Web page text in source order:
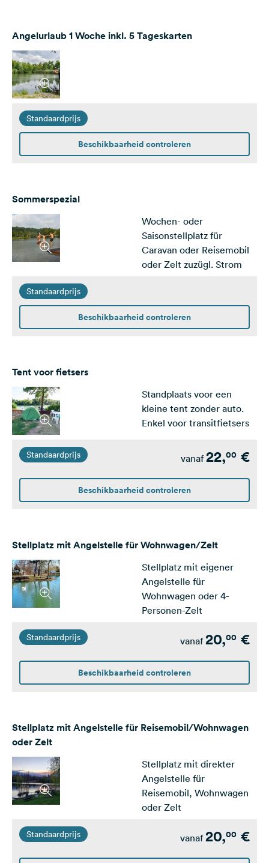
Angelurlaub 1 Woche inkl. 5 Tageskarten
Standaardprijs
Beschikbaarheid controleren
Sommerspezial
Wochen- oder
Saisonstellplatz für
Caravan oder Reisemobil
oder Zelt zuzügl. Strom
Standaardprijs
Beschikbaarheid controleren
Tent voor fietsers
Standplaats voor een
kleine tent zonder auto.
Enkel voor transitfietsers
Standaardprijs vanaf 22,00 €
Beschikbaarheid controleren
Stellplatz mit Angelstelle für Wohnwagen/Zelt
Stellplatz mit eigener
Angelstelle für
Wohnwagen oder 4-
Personen-Zelt
Standaardprijs vanaf 20,00 €
Beschikbaarheid controleren
Stellplatz mit Angelstelle für Reisemobil/Wohnwagen
oder Zelt
Stellplatz mit direkter
Angelstelle für
Reisemobil, Wohnwagen
oder Zelt
Standaardprijs vanaf 20,00 €